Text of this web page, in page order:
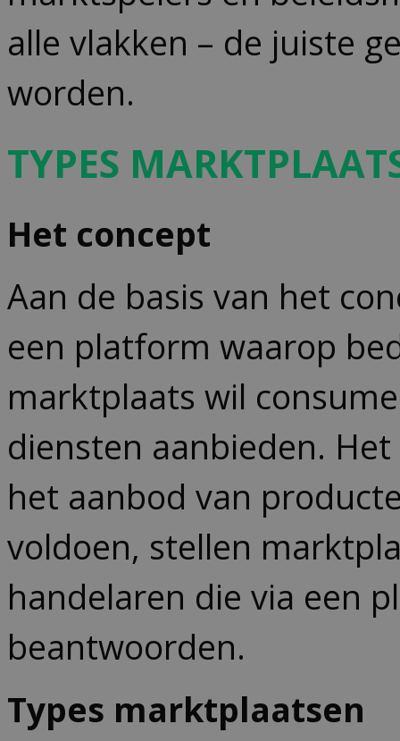
alle vlakken – de juiste
worden.
TYPES
Het concept
Aan de basis van het
een platform waarop
marktplaats wil
diensten aanbieden.
het aanbod van
voldoen, stellen
handelaren die via een
beantwoorden.
Types marktplaatsen